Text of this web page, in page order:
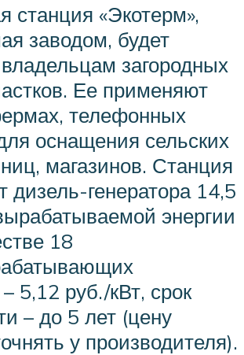
станция «Экотерм»,
заводом, будет
загородных
Ее применяют
телефонных
оснащения сельских
магазинов. Станция
дизель-генератора 14,5
энергии
18
5,12 руб./кВт, срок
– до 5 лет (цену
у производителя).